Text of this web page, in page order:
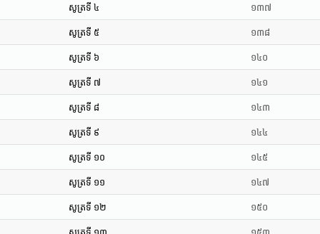
សូត្រទី ៤ ១៣៧
សូត្រទី ៥ ១៣៨
សូត្រទី ៦ ១៤០
សូត្រទី ៧ ១៤១
សូត្រទី ៨ ១៤៣
សូត្រទី ៩ ១៤៤
សូត្រទី ១០ ១៤៥
សូត្រទី ១១ ១៤៧
សូត្រទី ១២ ១៥០